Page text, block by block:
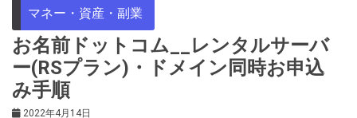
マネー・資産・副業
お名前ドットコム__レンタルサーバ
ー(RSプラン)・ドメイン同時お申込
み手順
2022年4月14日